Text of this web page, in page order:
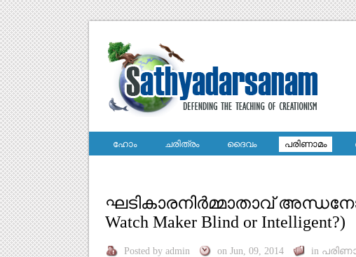
ഹോം ചരിത്രം ദൈവം പരിണാമം
ഘടികാരനിര്‍മ്മാതാവ്‌
Watch Maker Blind or Intelligent?)
Posted by admin on Jun, 09, 2014 in